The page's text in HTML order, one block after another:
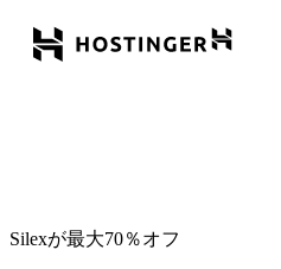
Silexが最大70％オフ